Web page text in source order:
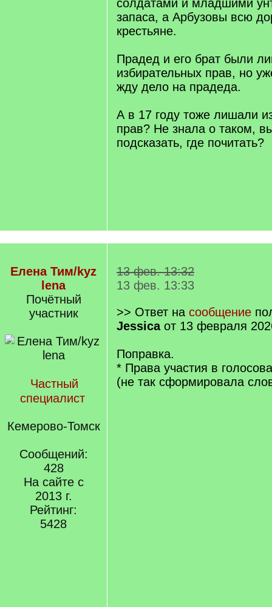
солдатами и младшими
запаса, а Арбузовы всю
крестьяне.
Прадед и его брат были
избирательных прав, но
жду дело на прадеда.
А в 17 году тоже лишали
прав? Не знала о таком,
подсказать, где почитать?
Елена Тим/kyz
lena
Почётный
участник
Частный
специалист
Кемерово-Томск
Сообщений:
428
На сайте с
2013 г.
Рейтинг:
5428
13 фев. 13:32
13 фев. 13:33
>> Ответ на сообщение
Jessicaот 13 февраля
Поправка.
* Права участия в
(не так сформировала